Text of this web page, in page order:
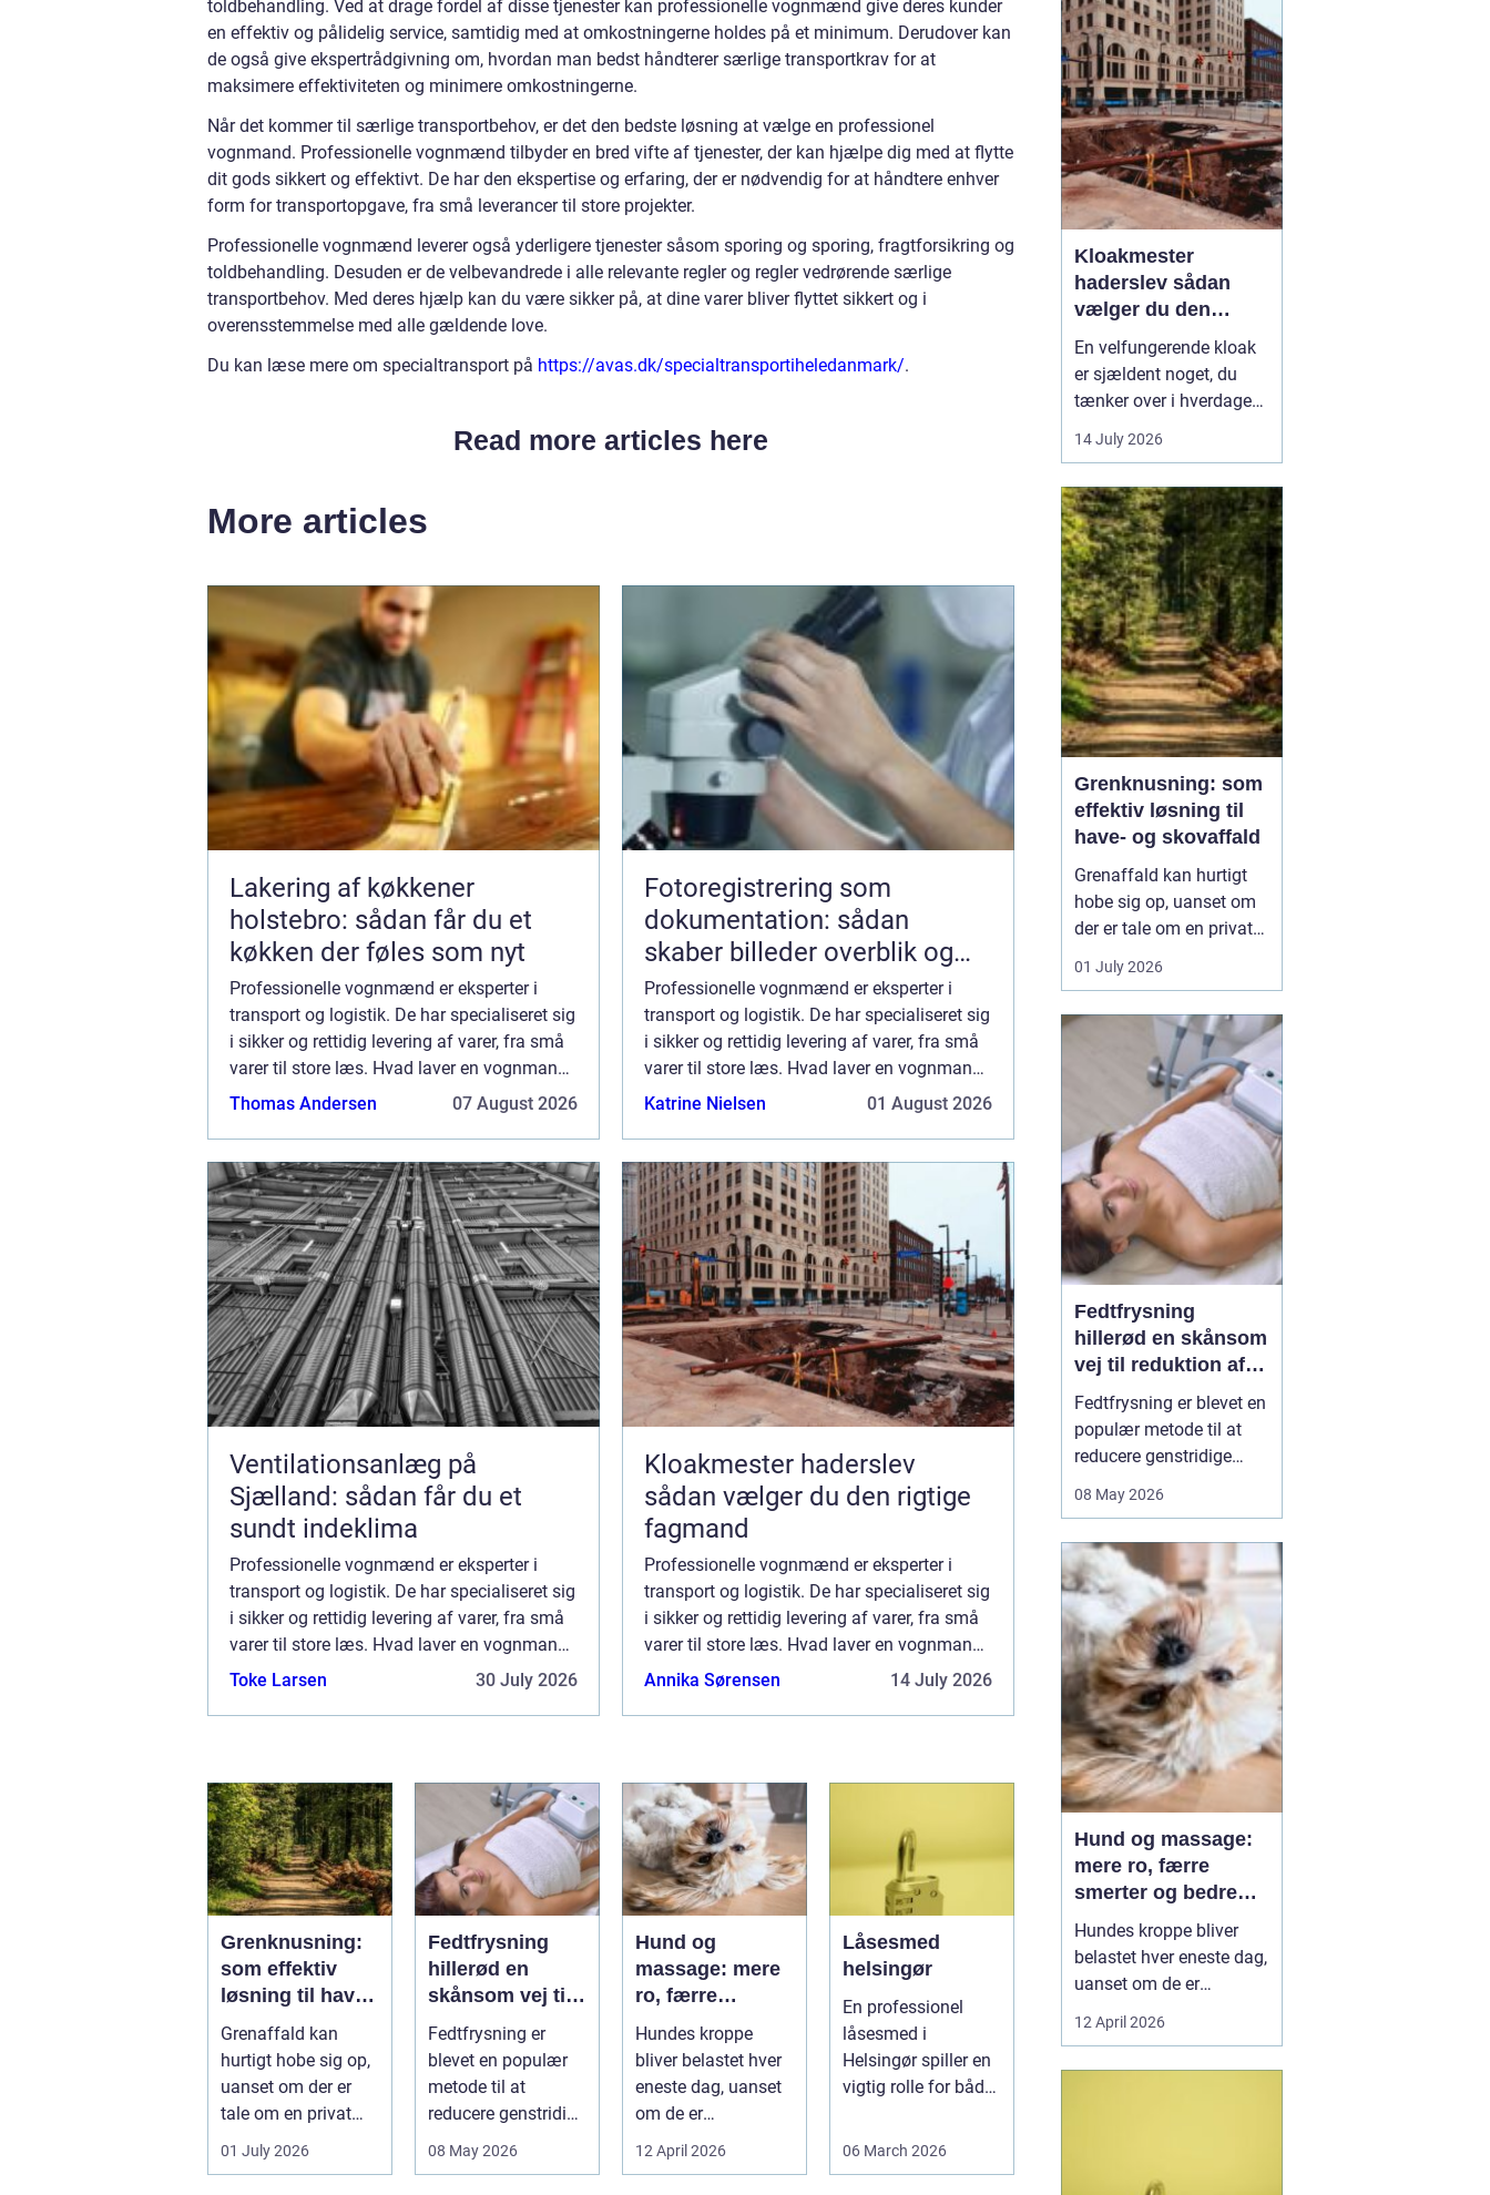
toldbehandling. Ved at drage fordel af disse tjenester kan professionelle vognmænd give deres kunder
en effektiv og pålidelig service, samtidig med at omkostningerne holdes på et minimum. Derudover kan
de også give ekspertrådgivning om, hvordan man bedst håndterer særlige transportkrav for at
maksimere effektiviteten og minimere omkostningerne.
Når det kommer til særlige transportbehov, er det den bedste løsning at vælge en professionel
vognmand. Professionelle vognmænd tilbyder en bred vifte af tjenester, der kan hjælpe dig med at flytte
dit gods sikkert og effektivt. De har den ekspertise og erfaring, der er nødvendig for at håndtere enhver
form for transportopgave, fra små leverancer til store projekter.
Professionelle vognmænd leverer også yderligere tjenester såsom sporing og sporing, fragtforsikring og
toldbehandling. Desuden er de velbevandrede i alle relevante regler og regler vedrørende særlige
transportbehov. Med deres hjælp kan du være sikker på, at dine varer bliver flyttet sikkert og i
overensstemmelse med alle gældende love.
Du kan læse mere om specialtransport på https://avas.dk/specialtransportiheledanmark/.
Read more articles here
More articles
Lakering af køkkener
holstebro: sådan får du et
køkken der føles som nyt
Professionelle vognmænd er eksperter i
transport og logistik. De har specialiseret sig
i sikker og rettidig levering af varer, fra små
varer til store læs. Hvad laver en vognmand?
En dygtig og erfaren vognmand kan hjælpe
Thomas Andersen 07 August 2026
Fotoregistrering som
dokumentation: sådan
skaber billeder overblik og
tryghed
Professionelle vognmænd er eksperter i
transport og logistik. De har specialiseret sig
i sikker og rettidig levering af varer, fra små
varer til store læs. Hvad laver en vognmand?
En dygtig og erfaren vognmand kan hjælpe
Katrine Nielsen 01 August 2026
Ventilationsanlæg på
Sjælland: sådan får du et
sundt indeklima
Professionelle vognmænd er eksperter i
transport og logistik. De har specialiseret sig
i sikker og rettidig levering af varer, fra små
varer til store læs. Hvad laver en vognmand?
En dygtig og erfaren vognmand kan hjælpe
Toke Larsen 30 July 2026
Kloakmester haderslev
sådan vælger du den rigtige
fagmand
Professionelle vognmænd er eksperter i
transport og logistik. De har specialiseret sig
i sikker og rettidig levering af varer, fra små
varer til store læs. Hvad laver en vognmand?
En dygtig og erfaren vognmand kan hjælpe
Annika Sørensen 14 July 2026
Grenknusning:
som effektiv
løsning til have-
og skovaffald
Grenaffald kan
hurtigt hobe sig op,
uanset om der er
tale om en privat
have, læhegn langs
01 July 2026
Fedtfrysning
hillerød en
skånsom vej til
reduktion af
lokale
fedtdepoter
Fedtfrysning er
blevet en populær
metode til at
reducere genstridige
fedtdepoter, som
08 May 2026
Hund og
massage: mere
ro, færre
smerter og
bedre
bevægelse
Hundes kroppe
bliver belastet hver
eneste dag, uanset
om de er
familiehunde,
12 April 2026
Låsesmed
helsingør
En professionel
låsesmed i
Helsingør spiller en
vigtig rolle for både
når nøgler...
06 March 2026
tung, fugtig eller for
varm, påvirker det både
komfo...
Kloakmester
haderslev sådan
vælger du den
rigtige fagmand
En velfungerende kloak
er sjældent noget, du
tænker over i hverdagen.
Men når vandet
pludselig står i kælderen,
bliver behovet for en
kompetent kloakmester
meget tydeligt. I
Haderslev og omegn er
der flere muligheder,
men...
14 July 2026
Grenknusning: som
effektiv løsning til
have- og skovaffald
Grenaffald kan hurtigt
hobe sig op, uanset om
der er tale om en privat
have, læhegn langs
marken eller større
oplever, at bunker af
grene, kvas og toppe
både skæmmer området
og gør det svæ...
01 July 2026
Fedtfrysning
hillerød en skånsom
vej til reduktion af
lokale fedtdepoter
Fedtfrysning er blevet en
populær metode til at
reducere genstridige
reagerer på kost og
ikke en slankekur, men et
supplement for dig, der
er tæt på din idealvægt
og ønsker at forme
kroppen enkelte steder...
08 May 2026
Hund og massage:
mere ro, færre
smerter og bedre
bevægelse
Hundes kroppe bliver
belastet hver eneste dag,
uanset om de er
familiehunde, jagthunde,
konkurrencehunde eller
12 April 2026